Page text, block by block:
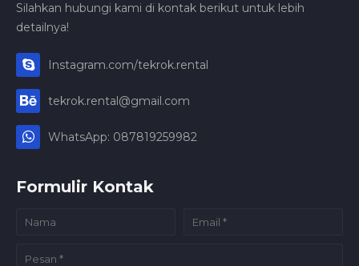
Silahkan hubungi kami di kontak berikut untuk lebih
detailnya!
Instagram.com/tekrok.rental
tekrok.rental@gmail.com
WhatsApp: 087819259982
Formulir Kontak